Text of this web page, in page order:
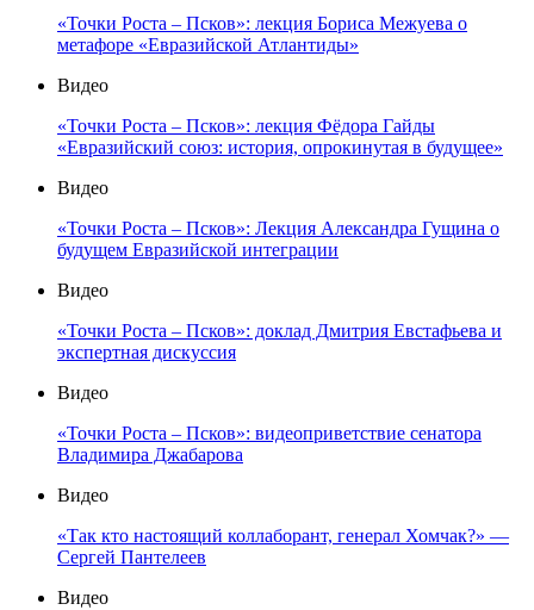
«Точки Роста – Псков»: лекция Бориса Межуева о
метафоре «Евразийской Атлантиды»
Видео
«Точки Роста – Псков»: лекция Фёдора Гайды
«Евразийский союз: история, опрокинутая в будущее»
Видео
«Точки Роста – Псков»: Лекция Александра Гущина о
будущем Евразийской интеграции
Видео
«Точки Роста – Псков»: доклад Дмитрия Евстафьева и
экспертная дискуссия
Видео
«Точки Роста – Псков»: видеоприветствие сенатора
Владимира Джабарова
Видео
«Так кто настоящий коллаборант, генерал Хомчак?» —
Сергей Пантелеев
Видео